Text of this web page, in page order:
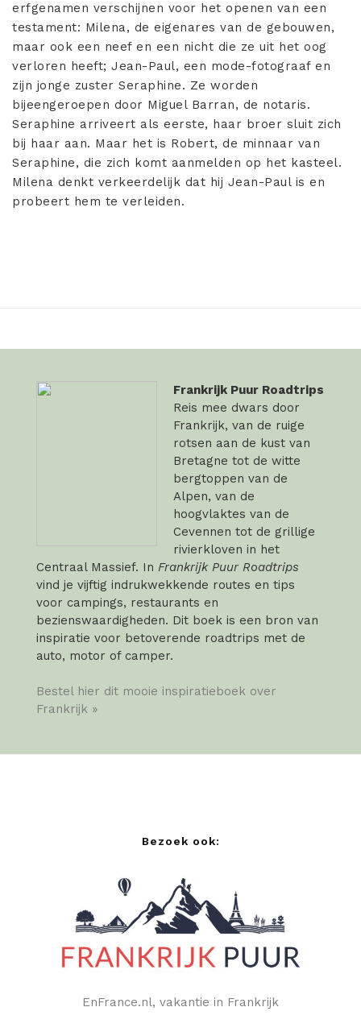
erfgenamen verschijnen voor het openen van een
testament: Milena, de eigenares van de gebouwen,
maar ook een neef en een nicht die ze uit het oog
verloren heeft; Jean-Paul, een mode-fotograaf en
zijn jonge zuster Seraphine. Ze worden
bijeengeroepen door Miguel Barran, de notaris.
Seraphine arriveert als eerste, haar broer sluit zich
bij haar aan. Maar het is Robert, de minnaar van
Seraphine, die zich komt aanmelden op het kasteel.
Milena denkt verkeerdelijk dat hij Jean-Paul is en
probeert hem te verleiden.
Frankrijk Puur Roadtrips
Reis mee dwars door
Frankrijk, van de ruige
rotsen aan de kust van
Bretagne tot de witte
bergtoppen van de
Alpen, van de
hoogvlaktes van de
Cevennen tot de grillige
rivierkloven in het
Centraal Massief. In Frankrijk Puur Roadtrips
vind je vijftig indrukwekkende routes en tips
voor campings, restaurants en
bezienswaardigheden. Dit boek is een bron van
inspiratie voor betoverende roadtrips met de
auto, motor of camper.
Bestel hier dit mooie inspiratieboek over
Frankrijk »
Bezoek ook:
EnFrance.nl, vakantie in Frankrijk